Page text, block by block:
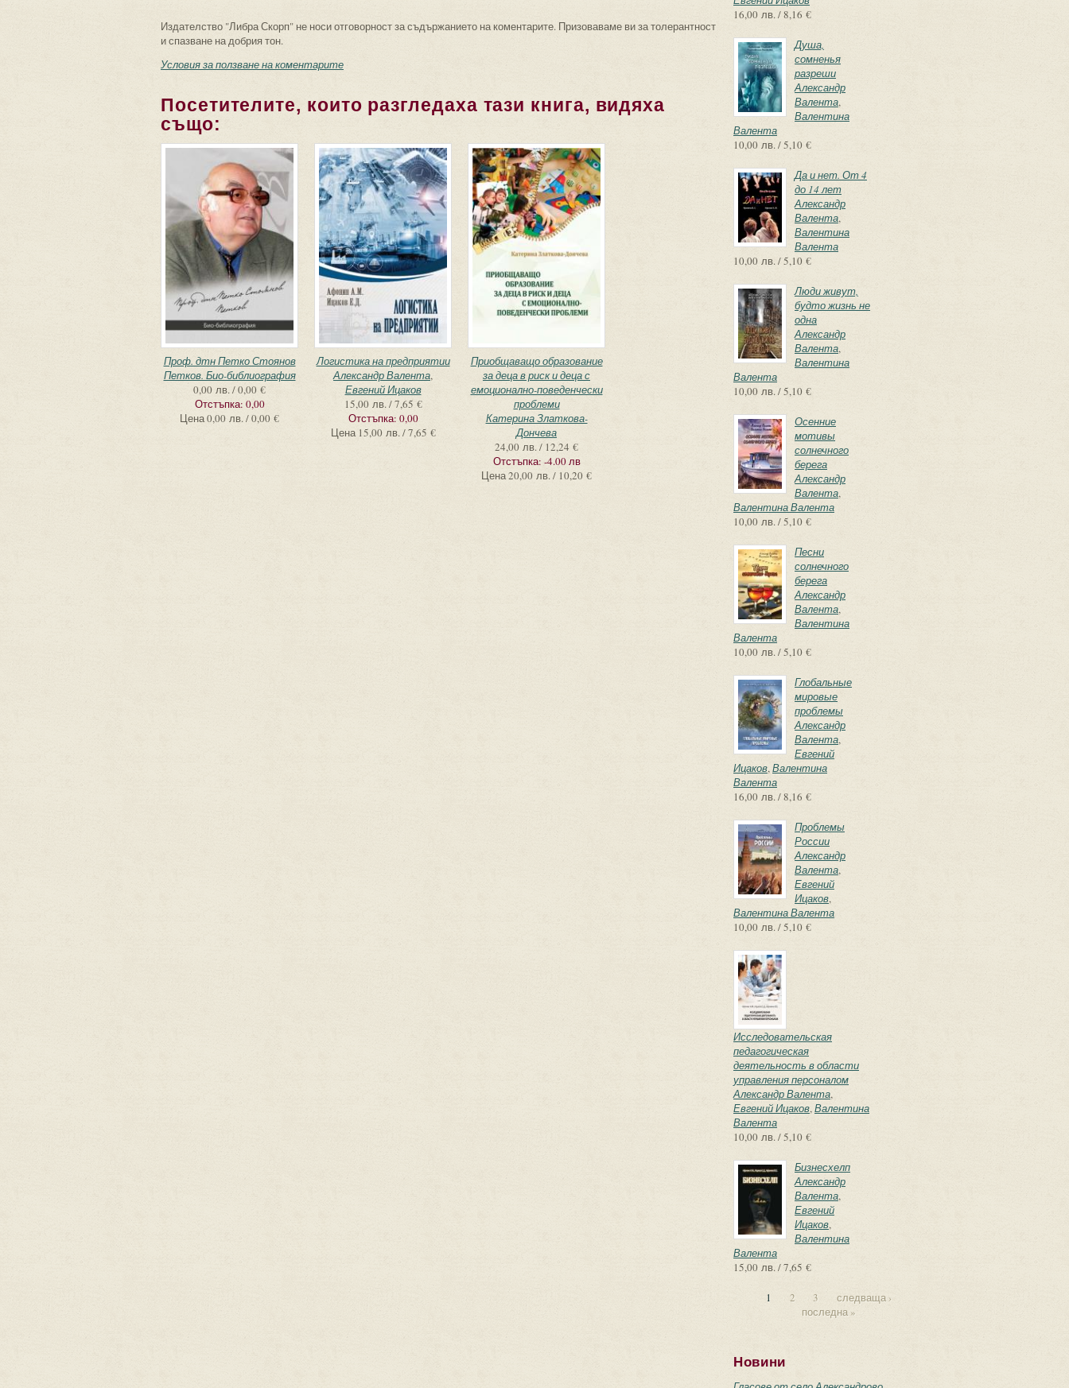
Издателство "Либра Скорп" не носи отговорност за съдържанието на коментарите. Призоваваме ви за толерантност
и спазване на добрия тон.
Условия за ползване на коментарите
Посетителите, които разгледаха тази книга, видяха
също:
Проф. дтн Петко Стоянов
Петков. Био-библиография
0,00 лв. / 0,00 €
Отстъпка: 0,00
Цена0,00 лв. / 0,00 €
Логистика на предприятии
Александр Валента,
Евгений Ицаков
15,00 лв. / 7,65 €
Отстъпка: 0,00
Цена 15,00 лв. / 7,65 €
Приобщаващо образование
за деца в риск и деца с
емоционално-поведенчески
проблеми
Катерина Златкова-
Дончева
24,00 лв. / 12,24 €
Отстъпка: -4.00 лв
Цена20,00 лв. / 10,20 €
16,00 лв. / 8,16 €
Душа,
сомненья
разреши
Александр
Валента,
Валентина
Валента
10,00 лв. / 5,10 €
Да и нет. От 4
до 14 лет
Александр
Валента,
Валентина
Валента
10,00 лв. / 5,10 €
Люди живут,
будто жизнь не
одна
Александр
Валента,
Валентина
Валента
10,00 лв. / 5,10 €
Осенние
мотивы
солнечного
берега
Александр
Валента,
Валентина Валента
10,00 лв. / 5,10 €
Песни
солнечного
берега
Александр
Валента,
Валентина
Валента
10,00 лв. / 5,10 €
Глобальные
мировые
проблемы
Александр
Валента,
Евгений
Ицаков,Валентина
Валента
16,00 лв. / 8,16 €
Проблемы
России
Александр
Валента,
Евгений
Ицаков,
Валентина Валента
10,00 лв. / 5,10 €
Исследовательская
педагогическая
деятельность в области
управления персоналом
Александр Валента,
Евгений Ицаков,Валентина
Валента
10,00 лв. / 5,10 €
Бизнесхелп
Александр
Валента,
Евгений
Ицаков,
Валентина
Валента
15,00 лв. / 7,65 €
1 2 3
следваща ›
последна »
Новини